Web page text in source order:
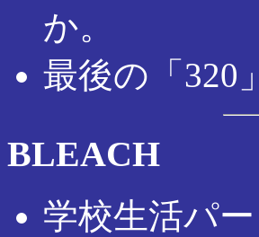
か。
最後の「320
BLEACH
学校生活パ